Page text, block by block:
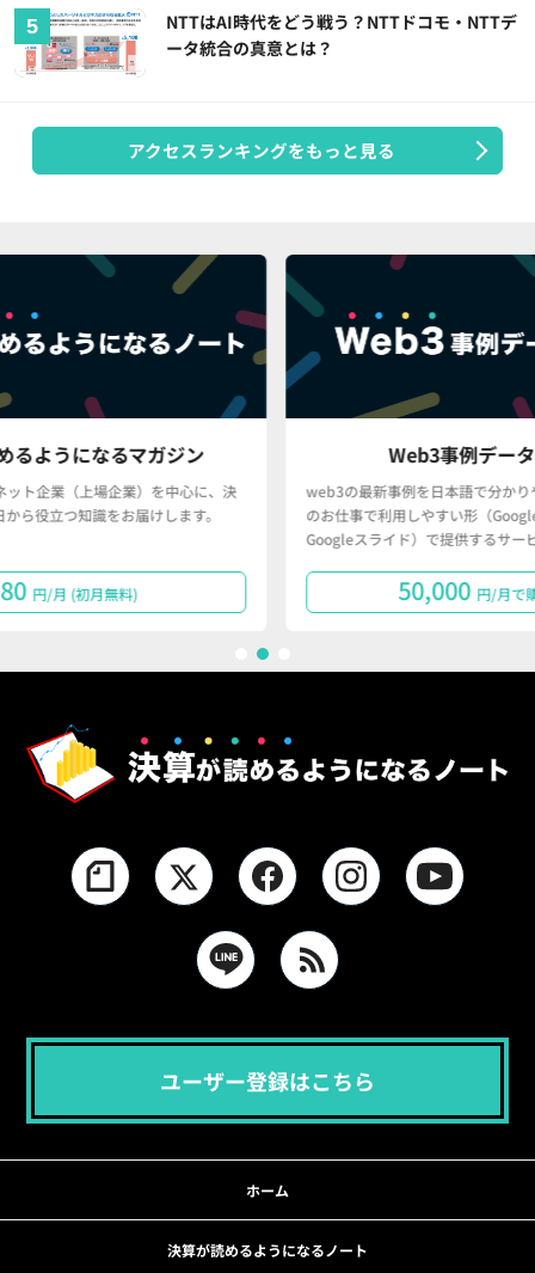
NTTはAI時代をどう戦う？NTTドコモ・NTTデ
ータ統合の真意とは？
アクセスランキングをもっと見る
Web3事例データベース
web3の最新事例を日本語で分かりやすく、かつ、皆さん
のお仕事で利用しやすい形（Googleスプレッドシート・
Googleスライド）で提供するサービスです。
「
で
タ
ユーザー登録はこちら
ホーム
決算が読めるようになるノート